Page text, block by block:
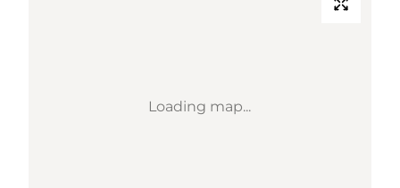
Loading map...